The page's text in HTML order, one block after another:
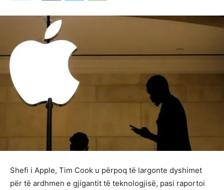
Shefi i Apple, Tim Cook u përpoq të largonte dyshimet
për të ardhmen e gjigantit të teknologjisë, pasi raportoi